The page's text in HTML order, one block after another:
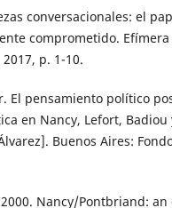
conversacionales: el
comprometido. Efímera
p. 1-10.
El pensamiento político
en Nancy, Lefort, Badiou
Buenos Aires:
2000. Nancy/Pontbriand: